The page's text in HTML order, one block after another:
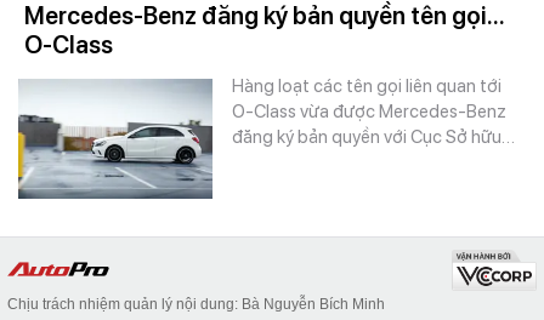
Mercedes-Benz đăng ký bản quyền tên gọi...
O-Class
Hàng loạt các tên gọi liên quan tới
O-Class vừa được Mercedes-Benz
đăng ký bản quyền với Cục Sở hữu…
Chịu trách nhiệm quản lý nội dung: Bà Nguyễn Bích Minh